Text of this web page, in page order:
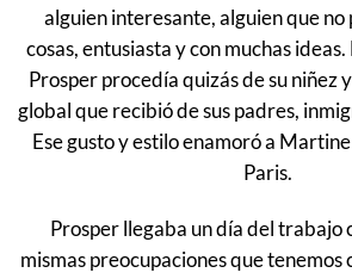
alguien interesante, alguien que
cosas, entusiasta y con muchas
Prosper procedía quizás de su niñez
global que recibió de sus padres,
Ese gusto y estilo enamoró a
Paris.
Prosper llegaba un día del trabajo
mismas preocupaciones que tenemos